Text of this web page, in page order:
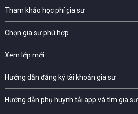
Tham khảo học phí gia sư
Chọn gia sư phù hợp
Xem lớp mới
Hướng dẫn đăng ký tài khoản gia sư
Hướng dẫn phụ huynh tải app và tìm gia sư